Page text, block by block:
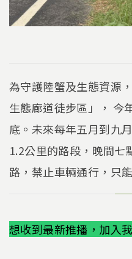
為守護陸蟹及生態資源
生態廊道徒步區」， 今
底。未來每年五月到九
1.2公里的路段，晚間七
路，禁止車輛通行，只
想收到最新推播，加入